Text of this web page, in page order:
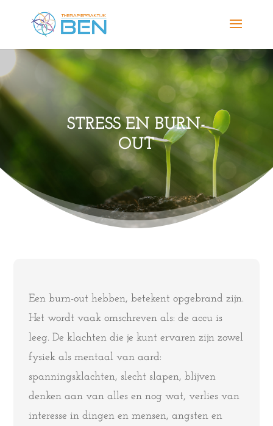
STRESS EN BURN-
OUT
Een burn-out hebben, betekent opgebrand zijn.
Het wordt vaak omschreven als: de accu is
leeg. De klachten die je kunt ervaren zijn zowel
fysiek als mentaal van aard:
spanningsklachten, slecht slapen, blijven
denken aan van alles en nog wat, verlies van
interesse in dingen en mensen, angsten en